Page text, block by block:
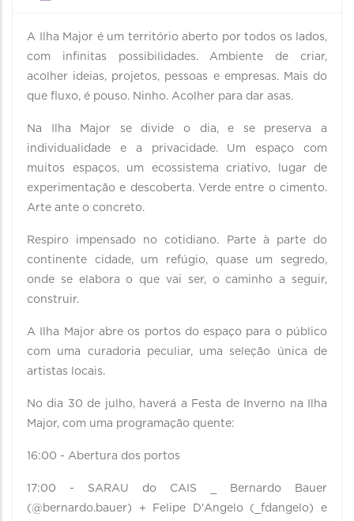
A Ilha Major é um território aberto por todos os lados,
com infinitas possibilidades. Ambiente de criar,
acolher ideias, projetos, pessoas e empresas. Mais do
que fluxo, é pouso. Ninho. Acolher para dar asas.
Na Ilha Major se divide o dia, e se preserva a
individualidade e a privacidade. Um espaço com
muitos espaços, um ecossistema criativo, lugar de
experimentação e descoberta. Verde entre o cimento.
Arte ante o concreto.
Respiro impensado no cotidiano. Parte à parte do
continente cidade, um refúgio, quase um segredo,
onde se elabora o que vai ser, o caminho a seguir,
construir.
A Ilha Major abre os portos do espaço para o público
com uma curadoria peculiar, uma seleção única de
artistas locais.
No dia 30 de julho, haverá a Festa de Inverno na Ilha
Major, com uma programação quente:
16:00 - Abertura dos portos
17:00 - SARAU do CAIS _ Bernardo Bauer
(@bernardo.bauer) + Felipe D'Angelo (_fdangelo) e